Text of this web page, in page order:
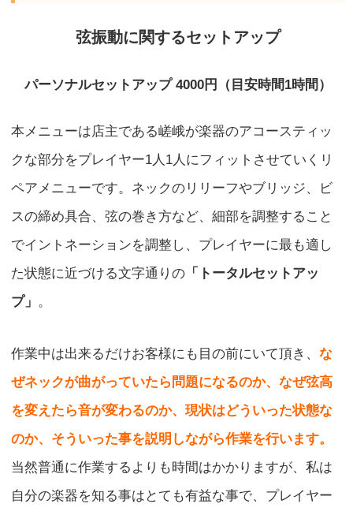
弦振動に関するセットアップ
パーソナルセットアップ 4000円（目安時間1時間）
本メニューは店主である嵯峨が楽器のアコースティッ
クな部分をプレイヤー1人1人にフィットさせていくリ
ペアメニューです。ネックのリリーフやブリッジ、ビ
スの締め具合、弦の巻き方など、細部を調整すること
でイントネーションを調整し、プレイヤーに最も適し
た状態に近づける文字通りの 「トータルセットアッ
プ」 。
作業中は出来るだけお客様にも目の前にいて頂き、な
ぜネックが曲がっていたら問題になるのか、なぜ弦高
を変えたら音が変わるのか、現状はどういった状態な
のか、そういった事を説明しながら作業を行います。
当然普通に作業するよりも時間はかかりますが、私は
自分の楽器を知る事はとても有益な事で、プレイヤー